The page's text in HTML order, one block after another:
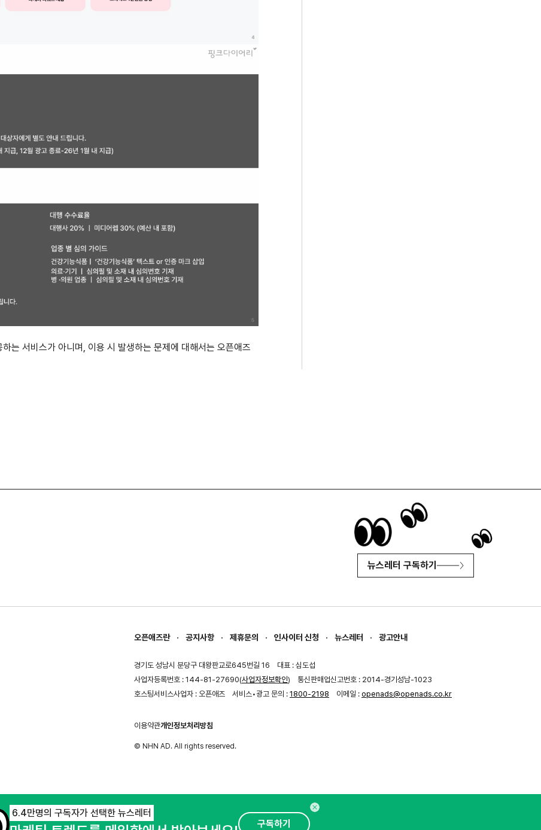
는 서비스가 아니며, 이용 시 발생하는 문제에 대해서는 오픈애즈
뉴스레터 구독하기
오픈애즈란 공지사항 제휴문의 인사이터 신청 뉴스레터 광고안내
경기도 성남시 분당구 대왕판교로645번길 16
대표 : 심도섭
사업자등록번호 : 144-81-27690(사업자정보확인)
통신판매업신고번호 : 2014-경기성남-1023
호스팅서비스사업자 : 오픈애즈
서비스•광고 문의 : 1800-2198 이메일 : openads@openads.co.kr
이용약관개인정보처리방침
© NHN AD. All rights reserved.
6.4만명의 구독자가 선택한 뉴스레터
구독하기